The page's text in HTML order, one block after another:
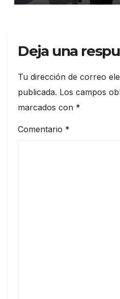
Deja una
Tu dirección de correo
publicada. Los campos
marcados con *
Comentario *